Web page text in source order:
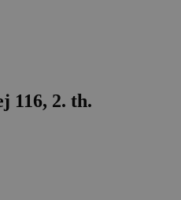
116, 2. th.